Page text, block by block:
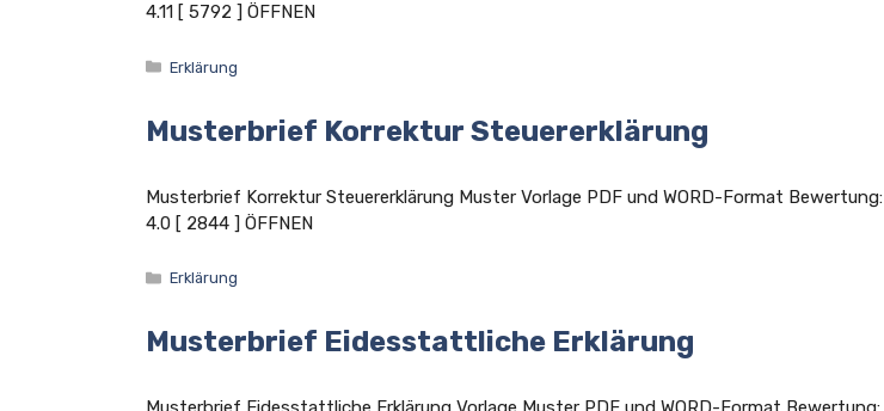
4.11 [ 5792 ] ÖFFNEN
Kategorien
Erklärung
Musterbrief Korrektur Steuererklärung
Musterbrief Korrektur Steuererklärung Muster Vorlage PDF und WORD-Format Bewertung:
4.0 [ 2844 ] ÖFFNEN
Kategorien
Erklärung
Musterbrief Eidesstattliche Erklärung